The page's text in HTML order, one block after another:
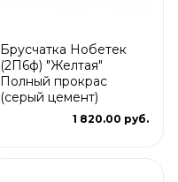
Брусчатка Нобетек
(2П6ф) "Желтая"
Полный прокрас
(серый цемент)
1 820.00 руб.